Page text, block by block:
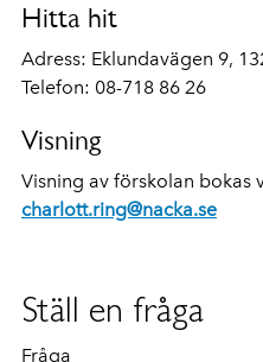
Hitta hit
Adress: Eklundavägen 9,
Telefon: 08-718 86 26
Visning
Visning av förskolan bokas
charlott.ring@nacka.se
Ställ en fråga
Fråga